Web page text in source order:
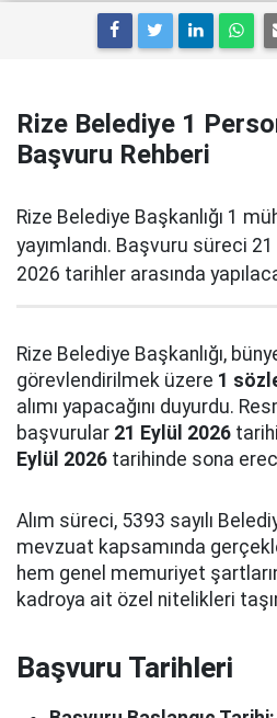
Rize Belediye 1
Başvuru Rehberi
Rize Belediye Başkanlığı 1
yayımlandı. Başvuru süreci
2026 tarihler arasında
Rize Belediye Başkanlığı,
görevlendirilmek üzere 1
alımı yapacağını duyurdu.
başvurular 21 Eylül 2026
Eylül 2026 tarihinde sona
Alım süreci, 5393 sayılı
mevzuat kapsamında
hem genel memuriyet
kadroya ait özel nitelikleri
Başvuru Tarihleri